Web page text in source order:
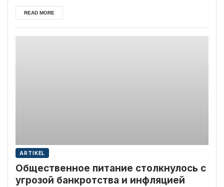
READ MORE
ARTIKEL
Общественное питание столкнулось с
угрозой банкротства и инфляцией